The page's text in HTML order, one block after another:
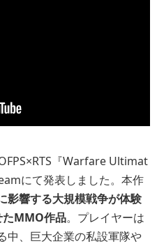
『Warfare Ultimat
にて発表しました。本作
影響する大規模戦争が体験
たMMO作品。プレイヤーは
中、巨大企業の私設軍隊や